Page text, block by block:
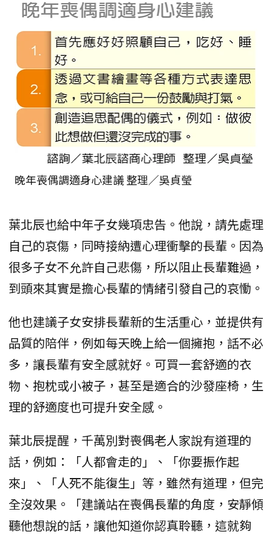
晚年喪偶調適身心建議 整理／吳貞瑩
葉北辰也給中年子女幾項忠告。他說，請先處理
自己的哀傷，同時接納遭心理衝擊的長輩。因為
很多子女不允許自己悲傷，所以阻止長輩難過，
到頭來其實是擔心長輩的情緒引發自己的哀慟。
他也建議子女安排長輩新的生活重心，並提供有
品質的陪伴，例如每天晚上給一個擁抱，話不必
多，讓長輩有安全感就好。可買一套舒適的衣
物、抱枕或小被子，甚至是適合的沙發座椅，生
理的舒適度也可提升安全感。
葉北辰提醒，千萬別對喪偶老人家說有道理的
話，例如：「人都會走的」、「你要振作起
來」、「人死不能復生」等，雖然有道理，但完
全沒效果。「建議站在喪偶長輩的角度，安靜傾
聽他想說的話，讓他知道你認真聆聽，這就夠